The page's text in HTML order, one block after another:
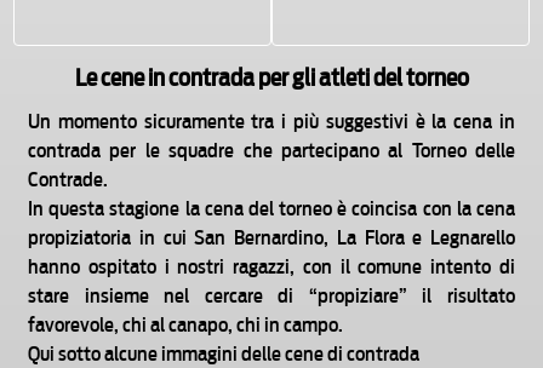
Le cene in contrada per gli atleti del torneo
Un momento sicuramente tra i più suggestivi è la cena in
contrada per le squadre che partecipano al Torneo delle
Contrade.
In questa stagione la cena del torneo è coincisa con la cena
propiziatoria in cui San Bernardino, La Flora e Legnarello
hanno ospitato i nostri ragazzi, con il comune intento di
stare insieme nel cercare di “propiziare” il risultato
favorevole, chi al canapo, chi in campo.
Qui sotto alcune immagini delle cene di contrada